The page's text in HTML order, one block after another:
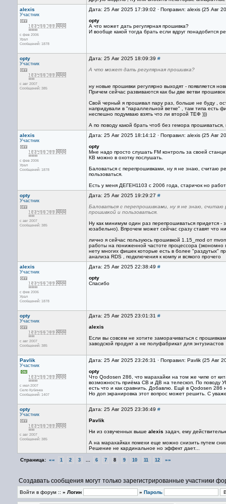
alexis
Участник
с фев 2006
Урал
Сообщений: 1878
Дата: 25 Авг 2025 17:39:02 · Поправил: alexis (25 Авг
opty
А что может дать регулярная прошивка?
И вообще какой тогда брать если вдруг понадобится
opty
Участник
с авг 2007
Сообщений: 385
Дата: 25 Авг 2025 18:09:39 #
А что может дать регулярная прошивка?
ну новые прошивки регулярно выходят - появляется
Причем сейчас развиваются как бы две ветви
Свой черный я прошивал пару раз, больше не буду ,
напридували в "параллельной ветке" , там типа есть
неспешно подумваю взять что ли второй ТЕФ )))
А по поводу какой брать чтоб без гемора
alexis
Участник
с фев 2006
Урал
Сообщений: 1878
Дата: 25 Авг 2025 18:14:12 · Поправил: alexis (25 Авг
opty
Мне надо просто слушать FM контроль за своей
КВ можно в охотку послушать.
Баловаться с перепрошивками, ну я не знаю, считаю
пользоваться.
Есть у меня ДЕГЕН1103 с 2006 года, старичок но
opty
Участник
с авг 2007
Сообщений: 385
Дата: 25 Авг 2025 19:29:27 #
Баловаться с перепрошивками, ну я не знаю,
прошивкой и пользоваться.
Ну как минимум один раз перепрошиваться придется -
юзабельно). Впрочем может сейчас сразу ставят что
лично я сейчас пользуюсь прошивкой 1.15_mod от
работы на пониженной частоте процессора
нету многих фишек которые есть в более "раздутых"
анализа RDS , подключения к компу и всякого прочего
alexis
Участник
с фев 2006
Урал
Сообщений: 1878
Дата: 25 Авг 2025 22:38:49 #
opty
Спасибо
opty
Участник
с авг 2007
Сообщений: 385
Дата: 25 Авг 2025 23:01:31 #
alexis
Если вы совсем не хотите заморачиваться с
заводской продукт а не полуфабрикат для энтузиастов
Pavlik
Участник
с июл 2007
Село Кубинка
Сообщений: 1407
Дата: 25 Авг 2025 23:26:31 · Поправил: Pavlik (25 Авг
opty
Что Qodosen 286, что марахайки на том же чипе от
возможность приёма СВ и ДВ на телескоп. По поводу
есть что и как сравнить. Добавлю. Ещё в Qodosen
Но доп экранировка этот вопрос может решить. С
opty
Участник
с авг 2007
Сообщений: 385
Дата: 25 Авг 2025 23:36:49 #
Pavlik
Ни из озвученных выше alexis задач, ему
А на марахайках помехи еще можно снизить путем
Решение не кардинальное но эффект дает...
Страница: «« 1 2 3 6 7 8 9 10 11 12 »»
Создавать сообщения могут только зарегистрированные участники
Войти в форум :: » Логин » Пароль